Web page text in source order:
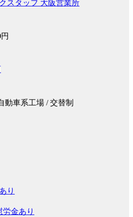
スタッフ 大阪営業所
円
動車系工場 / 交替制
り
労金あり